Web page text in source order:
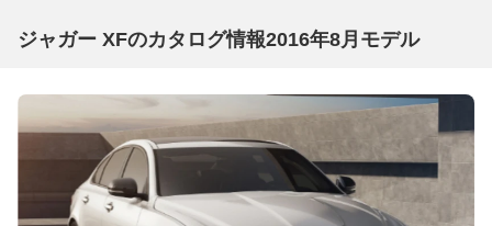
ジャガー XFのカタログ情報2016年8月モデル